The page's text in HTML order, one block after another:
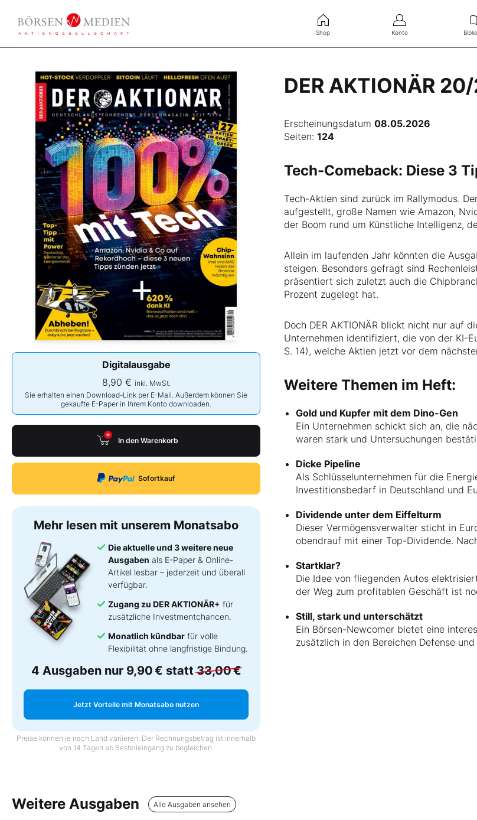
Shop Konto
DER AKTIONÄR
Erscheinungsdatum08.05.2026
Digitalausgabe
8,90 € inkl. MwSt.
Sie erhalten einen Download-Link per E-Mail. Außerdem können Sie
gekaufte E-Paper in Ihrem Konto downloaden.
In den Warenkorb
Sofortkauf
Mehr lesen mit unserem Monatsabo
Die aktuelle und 3 weitere neue
Ausgaben als E-Paper & Online-
Artikel lesbar – jederzeit und überall
verfügbar.
Zugang zu DER AKTIONÄR+ für
zusätzliche Investmentchancen.
Monatlich kündbar für volle
Flexibilität ohne langfristige Bindung.
4 Ausgaben nur 9,90 € statt33,00 €
Jetzt Vorteile mit Monatsabo nutzen
Preise können je nach Land variieren. Der Rechnungsbetrag ist innerhalb
von 14 Tagen ab Bestelleingang zu begleichen.
Seiten:124
Tech-Comeback: Diese 3
Tech-Aktien sind zurück im Rallymodus.
aufgestellt, große Namen wie Amazon,
der Boom rund um Künstliche Intelligenz,
Allein im laufenden Jahr könnten die
steigen. Besonders gefragt sind
präsentiert sich zuletzt auch die
Prozent zugelegt hat.
Doch DER AKTIONÄR blickt nicht nur auf
Unternehmen identifiziert, die von der KI-
S. 14), welche Aktien jetzt vor dem
Weitere Themen im Heft:
Gold und Kupfer mit dem Dino-Gen
Ein Unternehmen schickt sich an, die
waren stark und Untersuchungen
Dicke Pipeline
Als Schlüsselunternehmen für die
Investitionsbedarf in Deutschland und
Dividende unter dem Eiffelturm
Dieser Vermögensverwalter sticht in
obendrauf mit einer Top-Dividende.
Startklar?
Die Idee von fliegenden Autos
der Weg zum profitablen Geschäft ist
Still, stark und unterschätzt
Ein Börsen-Newcomer bietet eine
zusätzlich in den Bereichen Defense
Weitere Ausgaben Alle Ausgaben ansehen